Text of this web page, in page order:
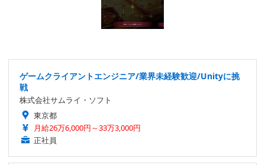
ゲームクライアントエンジニア/業界未経験歓迎/Unityに挑
戦
株式会社サムライ・ソフト
東京都
月給26万6,000円～33万3,000円
正社員